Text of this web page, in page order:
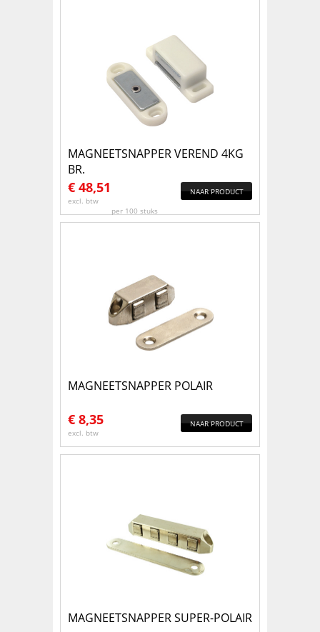
MAGNEETSNAPPER VEREND 4KG
BR.
€ 48,51
excl. btw
per 100 stuks
NAAR PRODUCT
MAGNEETSNAPPER POLAIR
€ 8,35
excl. btw
NAAR PRODUCT
MAGNEETSNAPPER SUPER-POLAIR